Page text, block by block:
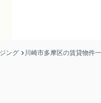
ング 川崎市多摩区の賃貸物件